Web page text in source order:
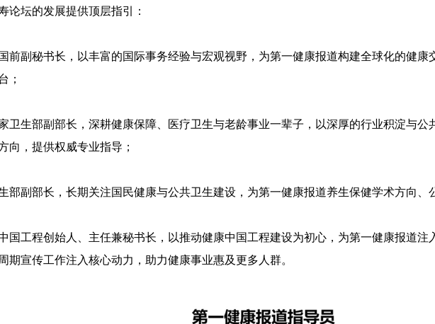
论坛的发展提供顶层指引：
前副秘书长，以丰富的国际事务经验与宏观视野，为第一健康报道构建全球化的健
；
卫生部副部长，深耕健康保障、医疗卫生与老龄事业一辈子，以深厚的行业积淀与
向，提供权威专业指导；
部副部长，长期关注国民健康与公共卫生建设，为第一健康报道养生保健学术方向、
国工程创始人、主任兼秘书长，以推动健康中国工程建设为初心，为第一健康报道
期宣传工作注入核心动力，助力健康事业惠及更多人群。